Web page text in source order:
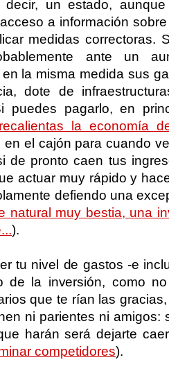
decir, un estado,
a información
medidas correctoras.
ante un
la misma medida sus
dote de
puedes pagarlo, en
recalientas la economía
en el cajón para cuando
de pronto caen tus
actuar muy rápido y
defiendo una
natural muy bestia, una
).
tu nivel de gastos -e
de la inversión, como
que te rían las
ni parientes ni amigos:
harán será dejarte
competidores).